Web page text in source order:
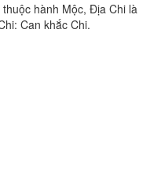
thuộc hành Mộc, Địa Chi là
Can khắc Chi.